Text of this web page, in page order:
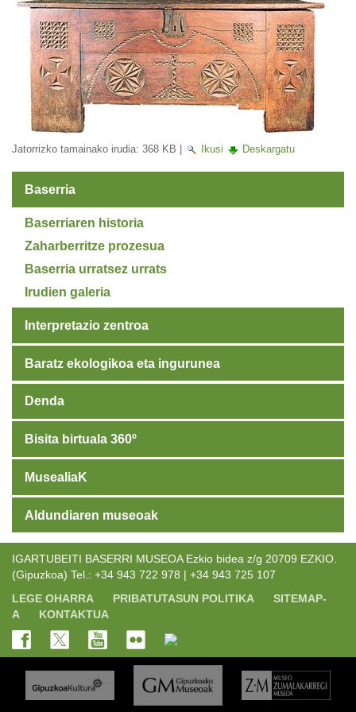
Jatorrizko tamainako irudia: 368 KB Ikusi Deskargatu
Baserria
Baserriaren historia
Zaharberritze prozesua
Baserria urratsez urrats
Irudien galeria
Interpretazio zentroa
Baratz ekologikoa eta ingurunea
Denda
Bisita birtuala 360º
MusealiaK
Aldundiaren museoak
IGARTUBEITI BASERRI MUSEOA Ezkio bidea z/g 20709 EZKIO.
(Gipuzkoa) Tel.: +34 943 722 978 | +34 943 725 107
LEGE OHARRA
PRIBATUTASUN POLITIKA
SITEMAP-
A
KONTAKTUA